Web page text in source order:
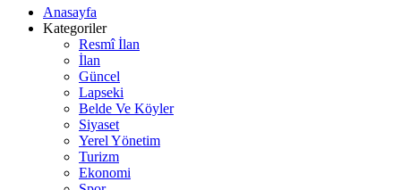
Anasayfa
Kategoriler
Resmî İlan
İlan
Güncel
Lapseki
Belde Ve Köyler
Siyaset
Yerel Yönetim
Turizm
Ekonomi